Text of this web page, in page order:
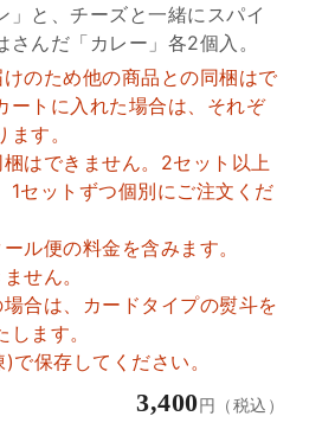
」と、チーズと一緒にスパイ
さんだ「カレー」各2個入。
のため他の商品との同梱はで
ートに入れた場合は、それぞ
す。
はできません。2セット以上
1セットずつ個別にご注文くだ
ル便の料金を含みます。
せん。
合は、カードタイプの熨斗を
ます。
保存してください。
3,400円（税込）